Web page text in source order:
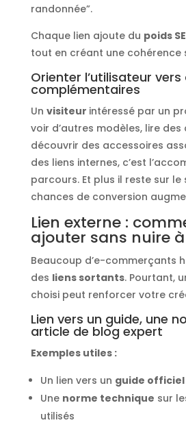
randonnée”.
Chaque lien ajoute du poids
tout en créant une cohérence
Orienter l’utilisateur
complémentaires
Un visiteur intéressé par un
voir d’autres modèles, lire des
découvrir des accessoires
des liens internes, c’est
parcours. Et plus il reste sur le
chances de conversion
Lien externe :
ajouter sans nuire à
Beaucoup d’e-commerçants
des liens sortants. Pourtant,
choisi peut renforcer votre
Lien vers un guide, une
article de blog expert
Exemples utiles :
Un lien vers un guide officiel
Une norme technique sur
utilisés